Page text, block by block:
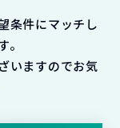
条件にマッチし
いますのでお気